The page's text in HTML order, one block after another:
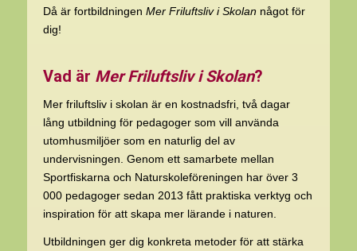
Då är fortbildningen Mer Friluftsliv i Skolannågot för
dig!
Vad är Mer Friluftsliv i Skolan?
Mer friluftsliv i skolan är en kostnadsfri, två dagar
lång utbildning för pedagoger som vill använda
utomhusmiljöer som en naturlig del av
undervisningen. Genom ett samarbete mellan
Sportfiskarna och Naturskoleföreningen har över 3
000 pedagoger sedan 2013 fått praktiska verktyg och
inspiration för att skapa mer lärande i naturen.
Utbildningen ger dig konkreta metoder för att stärka